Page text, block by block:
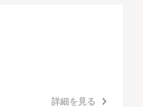
詳細を見る